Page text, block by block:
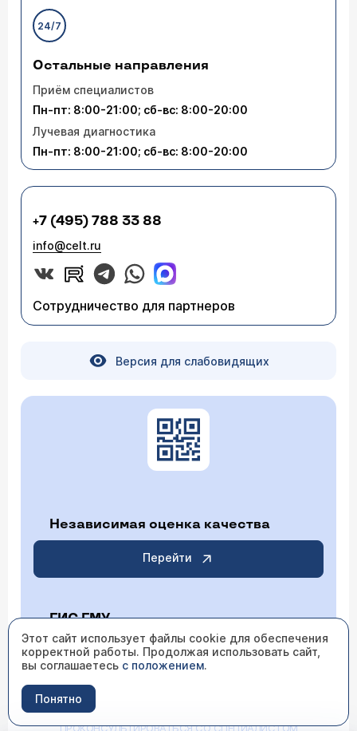
24/7
Остальные направления
Приём специалистов
Пн-пт: 8:00-21:00; сб-вс: 8:00-20:00
Лучевая диагностика
Пн-пт: 8:00-21:00; сб-вс: 8:00-20:00
+7 (495) 788 33 88
info@celt.ru
Сотрудничество для партнеров
Версия для слабовидящих
Независимая оценка качества
Перейти
ГИС ГМУ
Перейти
ИМЕЮТСЯ ПРОТИВОПОКАЗАНИЯ НЕОБХОДИМО
ПРОКОНСУЛЬТИРОВАТЬСЯ СО СПЕЦИАЛИСТОМ
Этот сайт использует файлы cookie для обеспечения
корректной работы. Продолжая использовать сайт,
вы соглашаетесь с положением.
Понятно